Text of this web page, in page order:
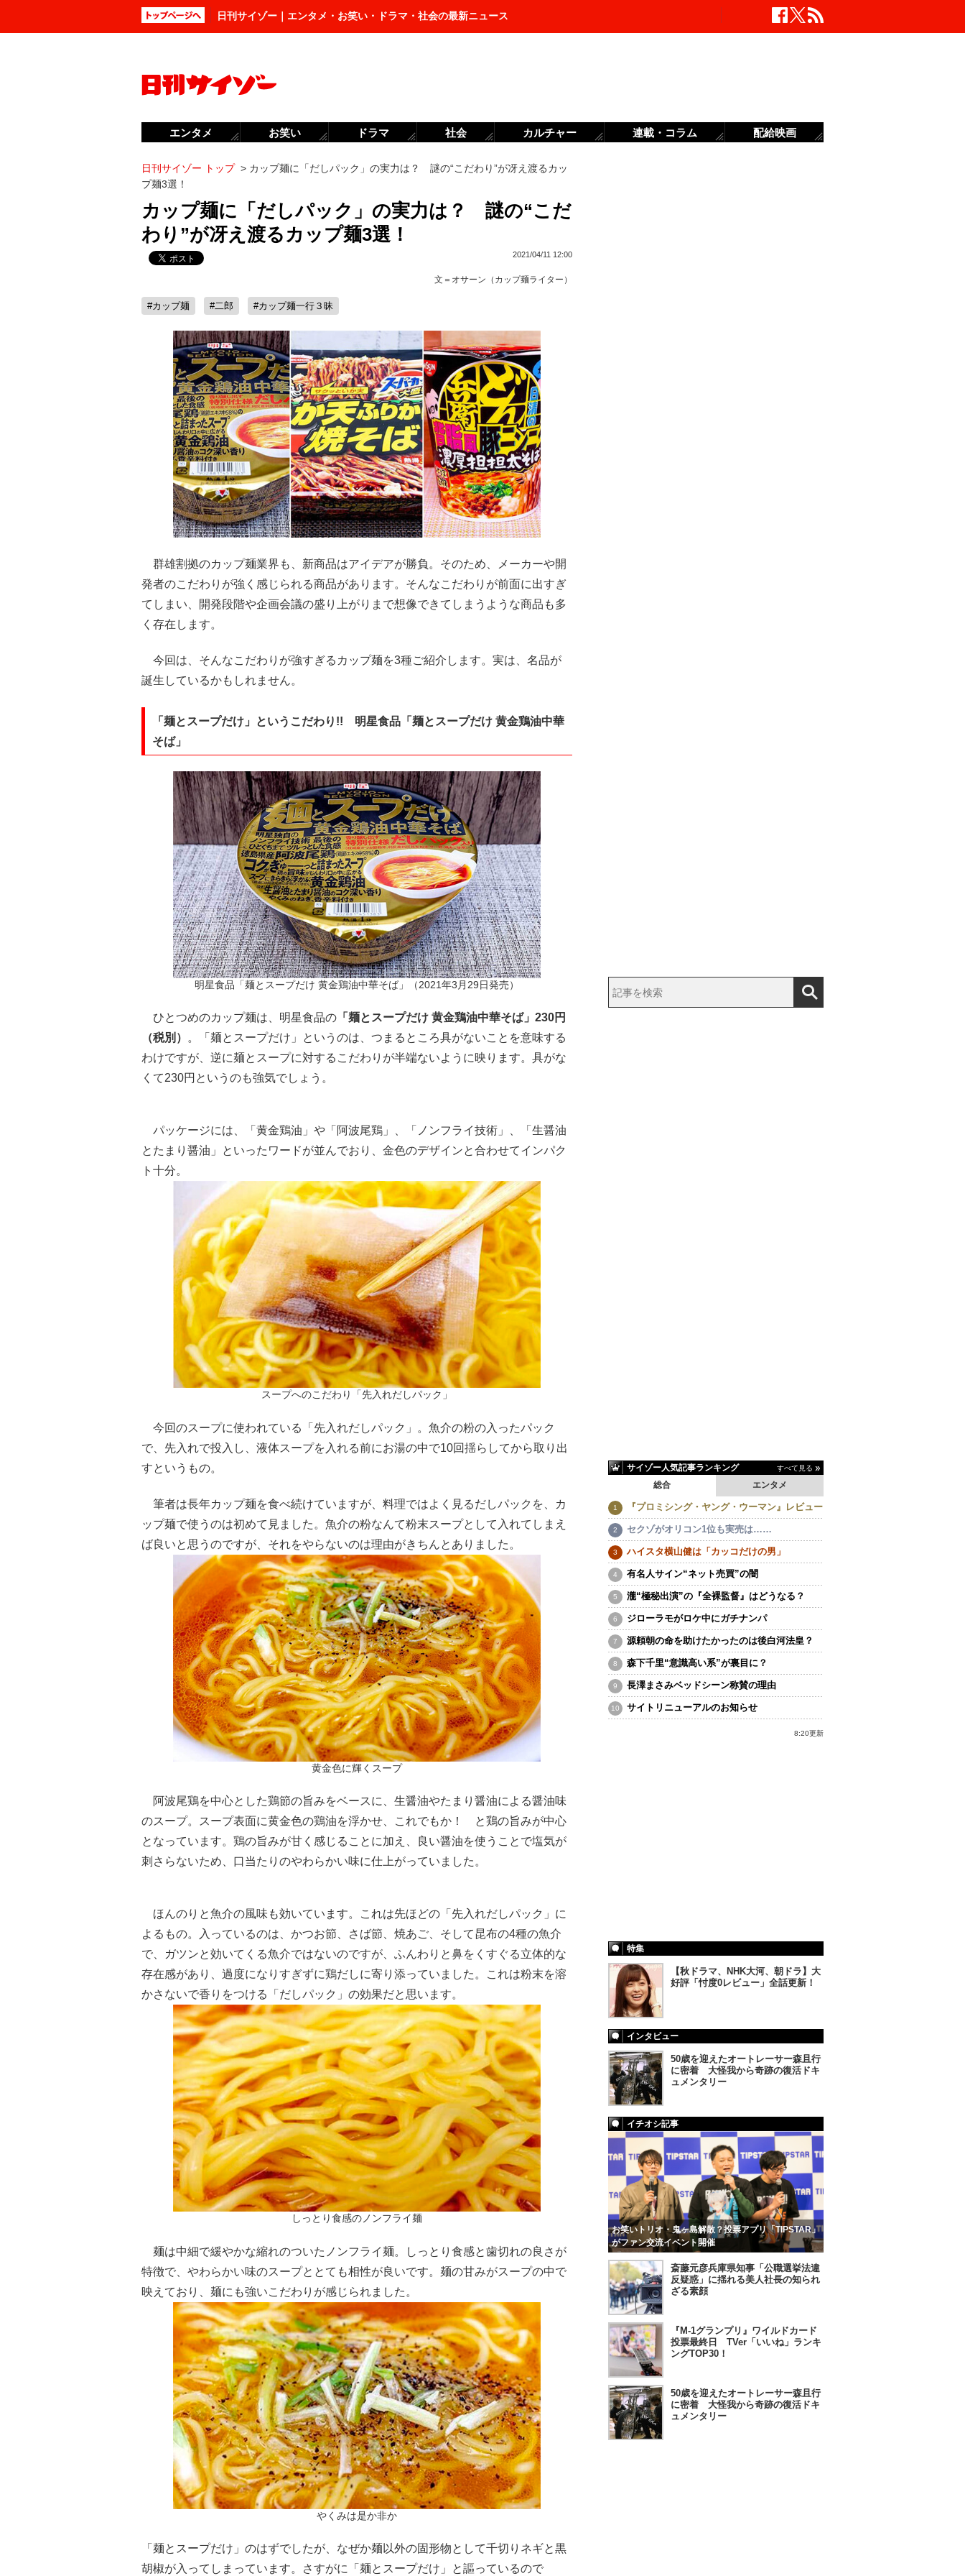
日刊サイゾー｜エンタメ・お笑い・ドラマ・社会の最新ニュース
日刊サイゾー トップ > カップ麺に「だしパック」の実力は？ 謎の“こだわり”が冴え渡るカッ
プ麺3選！
カップ麺に「だしパック」の実力は？ 謎の“こだ
わり”が冴え渡るカップ麺3選！
2021/04/11 12:00
文＝ オサーン（カップ麺ライター）
#カップ麺 #二郎 #カップ麺一行３昧
群雄割拠のカップ麺業界も、新商品はアイデアが勝負。そのため、メーカーや開
発者のこだわりが強く感じられる商品があります。そんなこだわりが前面に出すぎ
てしまい、開発段階や企画会議の盛り上がりまで想像できてしまうような商品も多
く存在します。
今回は、そんなこだわりが強すぎるカップ麺を3種ご紹介します。実は、名品が
誕生しているかもしれません。
「麺とスープだけ」というこだわり!! 明星食品「麺とスープだけ 黄金鶏油中華
そば」
明星食品「麺とスープだけ 黄金鶏油中華そば」（2021年3月29日発売）
ひとつめのカップ麺は、明星食品の 「麺とスープだけ 黄金鶏油中華そば」230円
（税別） 。「麺とスープだけ」というのは、つまるところ具がないことを意味する
わけですが、逆に麺とスープに対するこだわりが半端ないように映ります。具がな
くて230円というのも強気でしょう。
パッケージには、「黄金鶏油」や「阿波尾鶏」、「ノンフライ技術」、「生醤油
とたまり醤油」といったワードが並んでおり、金色のデザインと合わせてインパク
ト十分。
スープへのこだわり「先入れだしパック」
今回のスープに使われている「先入れだしパック」。魚介の粉の入ったパック
で、先入れで投入し、液体スープを入れる前にお湯の中で10回揺らしてから取り出
すというもの。
筆者は長年カップ麺を食べ続けていますが、料理ではよく見るだしパックを、カ
ップ麺で使うのは初めて見ました。魚介の粉なんて粉末スープとして入れてしまえ
ば良いと思うのですが、それをやらないのは理由がきちんとありました。
黄金色に輝くスープ
阿波尾鶏を中心とした鶏節の旨みをベースに、生醤油やたまり醤油による醤油味
のスープ。スープ表面に黄金色の鶏油を浮かせ、これでもか！ と鶏の旨みが中心
となっています。鶏の旨みが甘く感じることに加え、良い醤油を使うことで塩気が
刺さらないため、口当たりのやわらかい味に仕上がっていました。
ほんのりと魚介の風味も効いています。これは先ほどの「先入れだしパック」に
よるもの。入っているのは、かつお節、さば節、焼あご、そして昆布の4種の魚介
で、ガツンと効いてくる魚介ではないのですが、ふんわりと鼻をくすぐる立体的な
存在感があり、過度になりすぎずに鶏だしに寄り添っていました。これは粉末を溶
かさないで香りをつける「だしパック」の効果だと思います。
しっとり食感のノンフライ麺
麺は中細で緩やかな縮れのついたノンフライ麺。しっとり食感と歯切れの良さが
特徴で、やわらかい味のスープととても相性が良いです。麺の甘みがスープの中で
映えており、麺にも強いこだわりが感じられました。
やくみは是か非か
「麺とスープだけ」のはずでしたが、なぜか麺以外の固形物として千切りネギと黒
胡椒が入ってしまっています。さすがに「麺とスープだけ」と謳っているので
サイゾー人気記事ランキング すべて見る
エンタメ
総合
『プロミシング・ヤング・ウーマン』レビュー
セクゾがオリコン1位も実売は……
ハイスタ横山健は「カッコだけの男」
有名人サイン“ネット売買”の闇
瀧“極秘出演”の『全裸監督』はどうなる？
ジローラモがロケ中にガチナンパ
源頼朝の命を助けたかったのは後白河法皇？
森下千里“意識高い系”が裏目に？
長澤まさみベッドシーン称賛の理由
サイトリニューアルのお知らせ
8:20更新
特集
【秋ドラマ、NHK大河、朝ドラ】大
好評「忖度0レビュー」全話更新！
インタビュー
50歳を迎えたオートレーサー森且行
に密着 大怪我から奇跡の復活ドキ
ュメンタリー
イチオシ記事
お笑いトリオ・鬼ヶ島解散？投票アプリ「TIPSTAR」
がファン交流イベント開催
斎藤元彦兵庫県知事「公職選挙法違
反疑惑」に揺れる美人社長の知られ
ざる素顔
『M-1グランプリ』ワイルドカード
投票最終日 TVer「いいね」ランキ
ングTOP30！
50歳を迎えたオートレーサー森且行
に密着 大怪我から奇跡の復活ドキ
ュメンタリー
エンタメ お笑い ドラマ 社会 カルチャー 連載・コラム 配給映画